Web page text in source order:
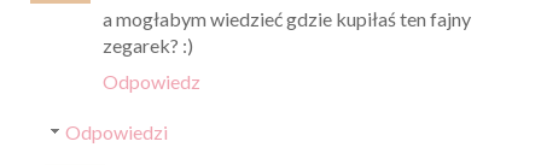
a mogłabym wiedzieć gdzie kupiłaś ten fajny
zegarek? :)
Odpowiedz
Odpowiedzi